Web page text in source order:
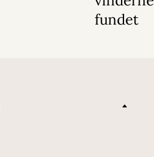
fundet